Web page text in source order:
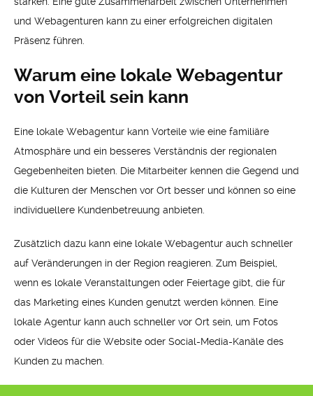
und Webagenturen kann zu einer erfolgreichen digitalen
Präsenz führen.
Warum eine lokale Webagentur
von Vorteil sein kann
Eine lokale Webagentur kann Vorteile wie eine familiäre
Atmosphäre und ein besseres Verständnis der regionalen
Gegebenheiten bieten. Die Mitarbeiter kennen die Gegend und
die Kulturen der Menschen vor Ort besser und können so eine
individuellere Kundenbetreuung anbieten.
Zusätzlich dazu kann eine lokale Webagentur auch schneller
auf Veränderungen in der Region reagieren. Zum Beispiel,
wenn es lokale Veranstaltungen oder Feiertage gibt, die für
das Marketing eines Kunden genutzt werden können. Eine
lokale Agentur kann auch schneller vor Ort sein, um Fotos
oder Videos für die Website oder Social-Media-Kanäle des
Kunden zu machen.